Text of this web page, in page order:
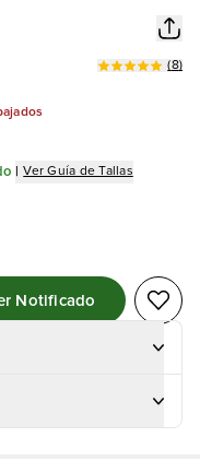
(8)
| Ver Guía de Tallas
- Ser Notificado - Ser Notificado